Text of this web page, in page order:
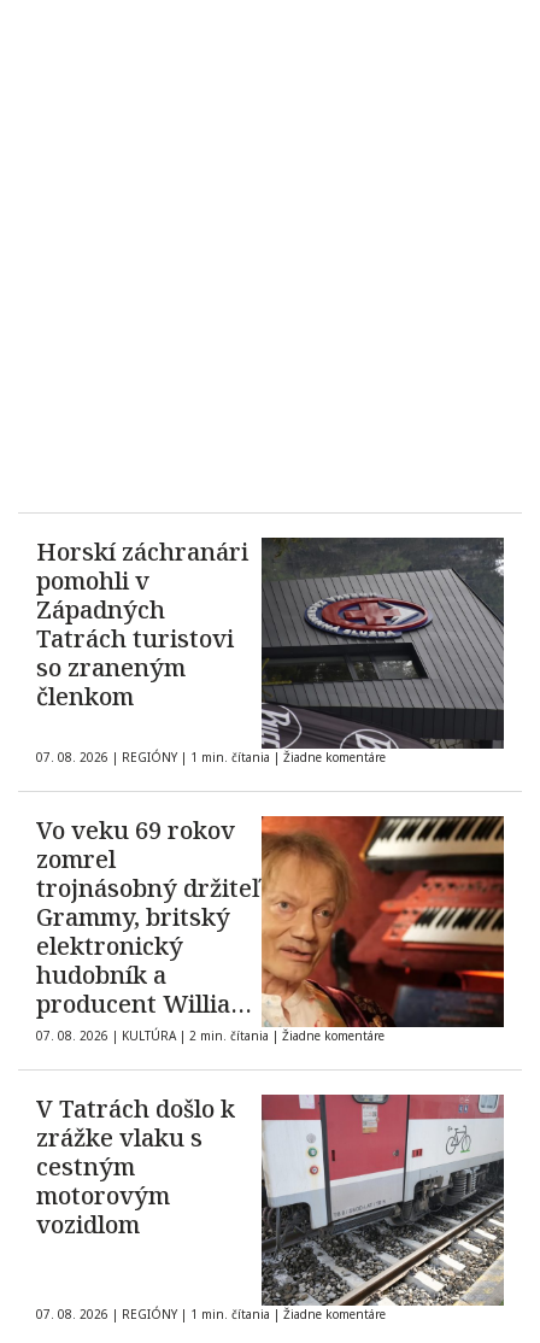
Horskí záchranári
pomohli v
Západných
Tatrách turistovi
so zraneným
členkom
07. 08. 2026 | REGIÓNY | 1 min. čítania | Žiadne komentáre
Vo veku 69 rokov
zomrel
trojnásobný držiteľ
Grammy, britský
elektronický
hudobník a
producent William
Orbit
07. 08. 2026 | KULTÚRA | 2 min. čítania | Žiadne komentáre
V Tatrách došlo k
zrážke vlaku s
cestným
motorovým
vozidlom
07. 08. 2026 | REGIÓNY | 1 min. čítania | Žiadne komentáre